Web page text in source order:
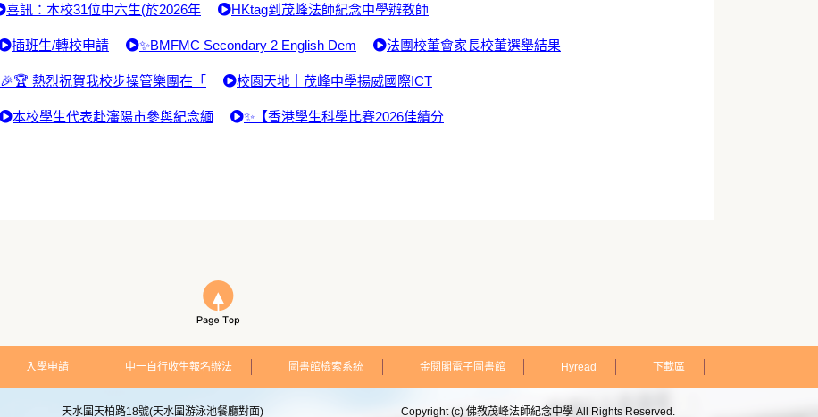
喜訊：本校31位中六生(於2026年 HKtag到茂峰法師紀念中學辦教師
插班生/轉校申請 ✨BMFMC Secondary 2 English Dem 法團校董會家長校董選舉結果
🎉🏆 熱烈祝賀我校步操管樂團在「 校園天地｜茂峰中學揚威國際ICT
本校學生代表赴瀋陽市參與紀念緬 ✨【香港學生科學比賽2026佳績分
入學申請 中一自行收生報名辦法 圖書館檢索系統 金閱閣電子圖書館 Hyread 下載區
天水圍天柏路18號(天水圍游泳池餐廳對面) Copyright (c) 佛教茂峰法師紀念中學 All Rights Reserved.